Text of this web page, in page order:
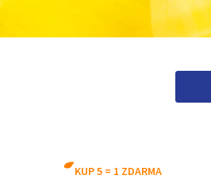
KUP 5 = 1 ZDARMA